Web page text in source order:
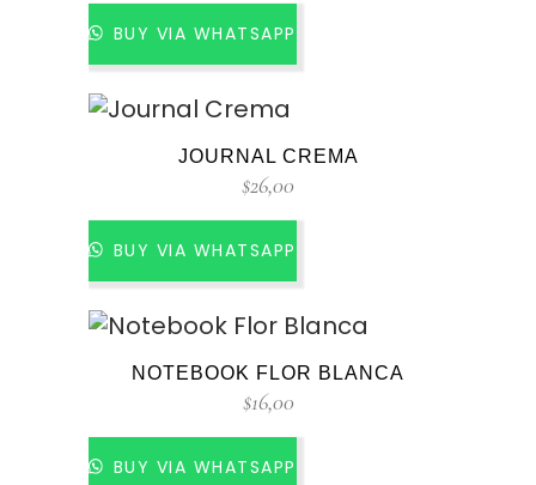
BUY VIA WHATSAPP
JOURNAL CREMA
$26,00
BUY VIA WHATSAPP
NOTEBOOK FLOR BLANCA
$16,00
BUY VIA WHATSAPP